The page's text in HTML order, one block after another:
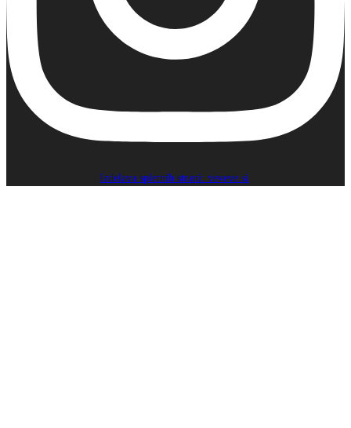
Izdelava spletnih strani: veveve.si